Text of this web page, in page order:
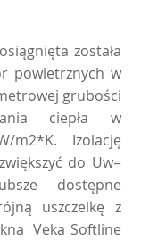
została
powietrznych w
grubości
ciepła w
m2*K. Izolację
do Uw=
dostępne
uszczelkę z
Veka Softline